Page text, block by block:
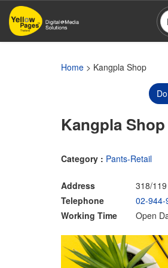
Skip
main
Home > Kangpla Shop
Kangpla Shop
Category : Pants-Retail
Address
318/
Telephone
02-944-
Working Time
Open